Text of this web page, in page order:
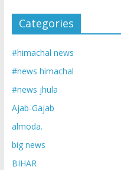
Categories
#himachal news
#news himachal
#news jhula
Ajab-Gajab
almoda.
big news
BIHAR